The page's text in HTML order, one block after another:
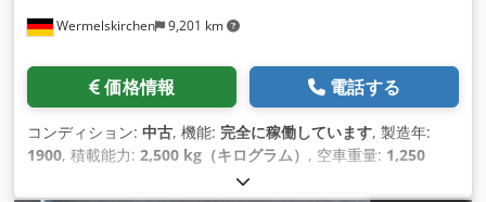
Wermelskirchen 9,201 km
価格情報 電話する
コンディション: 中古, 機能: 完全に稼働しています, 製造年:
1900, 積載能力: 2,500 kg（キログラム） , 空車重量: 1,250
1,400 mm